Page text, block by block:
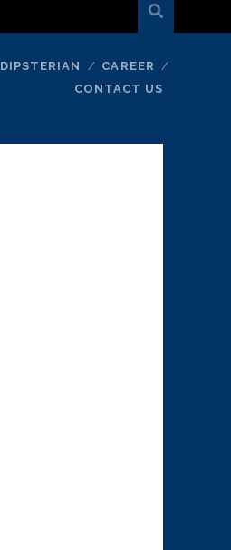
DIPSTERIAN
CAREER
CONTACT US